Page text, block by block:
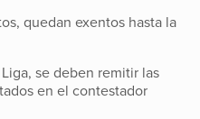
quedan exentos hasta la
se deben remitir las
en el contestador